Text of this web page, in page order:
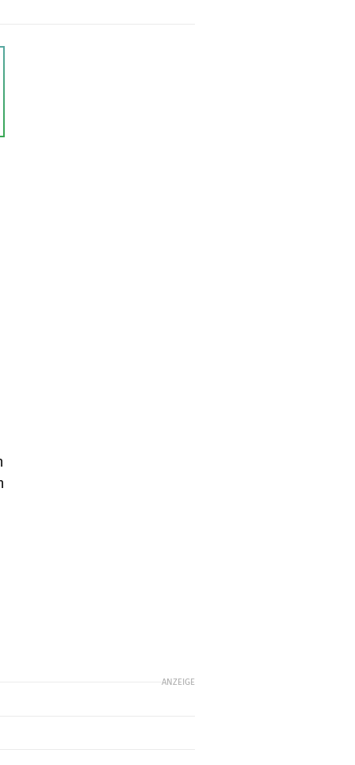
ANZEIGE